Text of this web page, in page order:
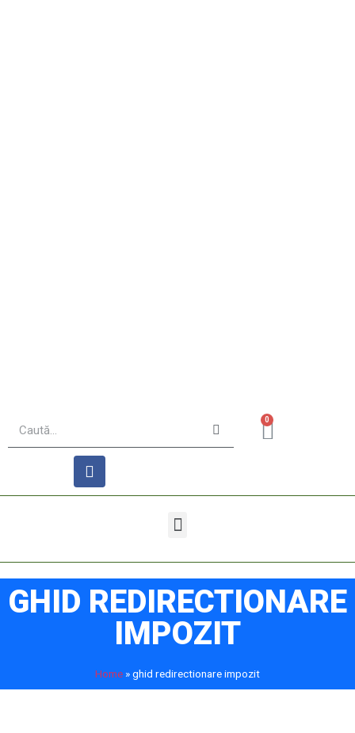
0
GHID REDIRECTIONARE
IMPOZIT
Home »ghid redirectionare impozit